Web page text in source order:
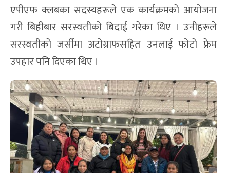
एपीएफ क्लबका सदस्यहरूले एक कार्यक्रमको आयोजना
गरी बिहीबार सरस्वतीको बिदाई गरेका थिए । उनीहरूले
सरस्वतीको जर्सीमा अटोग्राफसहित उनलाई फोटो फ्रेम
उपहार पनि दिएका थिए ।